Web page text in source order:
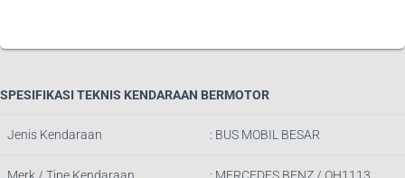
SPESIFIKASI TEKNIS KENDARAAN BERMOTOR
Jenis Kendaraan : BUS MOBIL BESAR
Merk / Tipe Kendaraan : MERCEDES BENZ / OH1113